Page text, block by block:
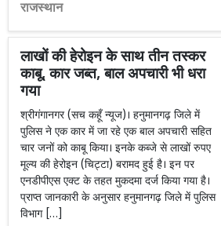
राजस्थान
लाखों की हेरोइन के साथ तीन तस्कर
काबू, कार जब्त, बाल अपचारी भी धरा
गया
श्रीगंगानगर (सच कहूँ न्यूज)। हनुमानगढ़ जिले में
पुलिस ने एक कार में जा रहे एक बाल अपचारी सहित
चार जनों को काबू किया। इनके कब्जे से लाखों रुपए
मूल्य की हेरोइन (चिट्टा) बरामद हुई है। इन पर
एनडीपीएस एक्ट के तहत मुकदमा दर्ज किया गया है।
प्राप्त जानकारी के अनुसार हनुमानगढ़ जिले में पुलिस
विभाग […]